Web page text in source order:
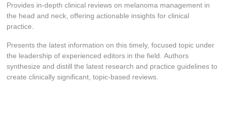
Provides in-depth clinical reviews on melanoma management in
the head and neck, offering actionable insights for clinical
practice.
Presents the latest information on this timely, focused topic under
the leadership of experienced editors in the field. Authors
synthesize and distill the latest research and practice guidelines to
create clinically significant, topic-based reviews.